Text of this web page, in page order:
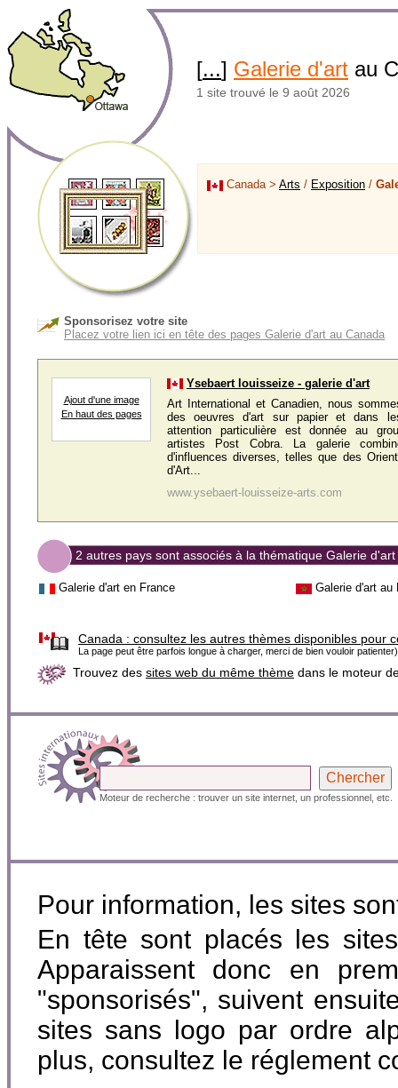
[...] Galerie d'art au
1 site trouvé le 9 août 2026
Canada > Arts / Exposition /
Sponsorisez votre site
Placez votre lien ici en tête des pages Galerie d'art au Canada
Ajout d'une image
En haut des pages
Ysebaert louisseize - galerie d'art
Art International et Canadien, nous
des oeuvres d'art sur papier et dans
attention particulière est donnée au
artistes Post Cobra. La galerie
d'influences diverses, telles que des
d'Art...
www.ysebaert-louisseize-arts.com
2 autres pays sont associés à la thématique Galerie d'art
Galerie d'art en France Galerie d'art au
Canada : consultez les autres thèmes disponibles pour
La page peut être parfois longue à charger, merci de bien vouloir patienter)
Trouvez des sites web du même thème dans le moteur
Moteur de recherche : trouver un site internet, un professionnel, etc.
Pour information, les sites
En tête sont placés les
Apparaissent donc en
"sponsorisés", suivent
sites sans logo par ordre
plus, consultez le réglement